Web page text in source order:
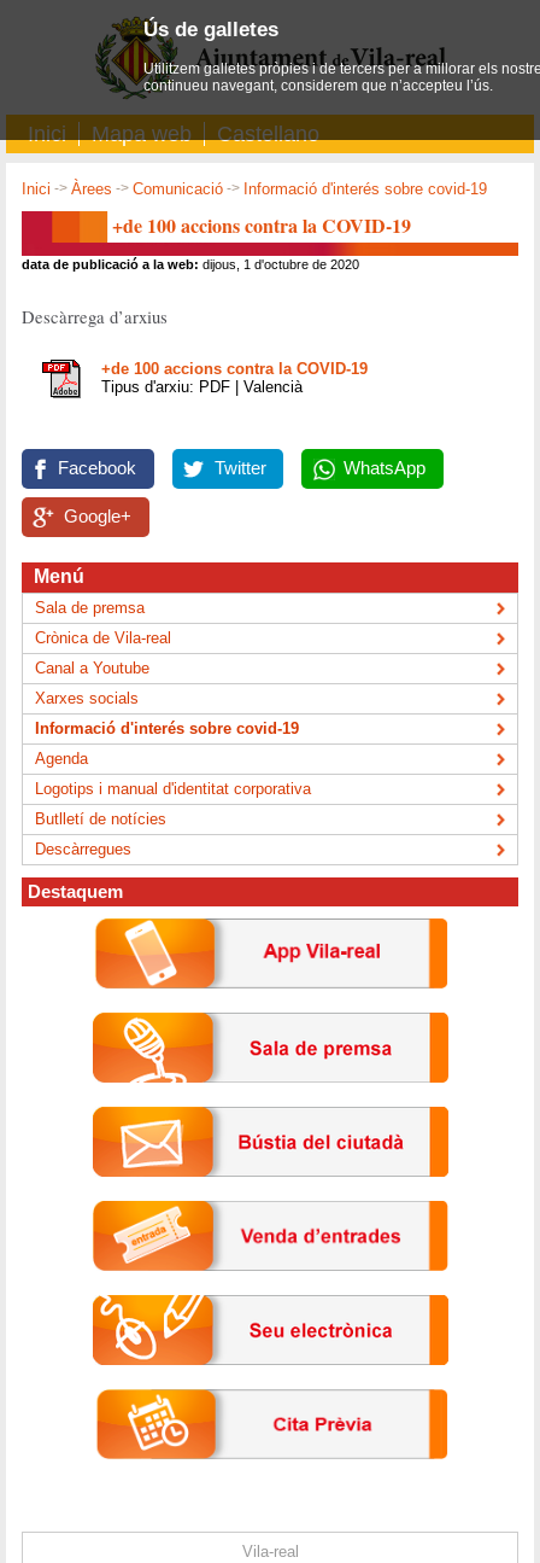
Inici Mapa web Castellano
Inici ->Àrees ->Comunicació -> Informació d'interés sobre covid-19
+de 100 accions contra la COVID-19
data de publicació a la web: dijous, 1 d'octubre de 2020
Descàrrega d’arxius
+de 100 accions contra la COVID-19
Tipus d'arxiu: PDF | Valencià
Facebook Twitter WhatsApp
Google+
Menú
Sala de premsa
Crònica de Vila-real
Canal a Youtube
Xarxes socials
Informació d'interés sobre covid-19
Agenda
Logotips i manual d'identitat corporativa
Butlletí de notícies
Descàrregues
Destaquem
Vila-real
Ús de galletes
Utilitzem galletes pròpies i de tercers per a millorar els
continueu navegant, considerem que n’accepteu l’ús.